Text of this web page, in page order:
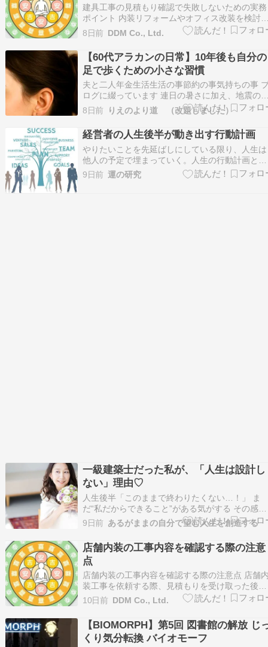
建具工事の見積もり確認で失敗しないための実務
ポイント 内装リフォームやオフィス改装を検討
る際、建具工事の見積もりを受け取ったものの、
「この金額は適正なのか」「何を確認すればいい
のか」と不安に感じていませんか。 建具工事は
建物の内外を仕切る部材に関わる工事です。 工
内容が多岐…
8日前 DDM Co., Ltd.
【60代アラカンの日常】10年後も自分の
足で歩くための小さな習慣
夫と二人年金生活生活の事節約の事気持ちの事
ログに綴っています 連日の暑さに加え、地震の
ュースを見ていると心が痛む日々ですね。 大変
思いをされている方々が、どうか熱中症になら
ず、安全に過ごせるよう祈るばかりです。 私自
も頭痛が続いていて、今日は何をやるにもゆっく
りペース…
8日前 りえのより道 （改題しました）
経営者の人生後半が動き出す行動計画
やりたいことを先延ばしにしている限り、人生は
他人の予定で埋まっていく。人生の行動計画と
は、「いつかやる」を今日の判断に変える設計図
である。仕事、お金、人間関係、時間の使い方を
9日前 運の研究
一級建築士だった私が、「人生は設計し
ない」理由♡
人生後半「このままで終わりたくない…！」 ま
だ“私だからできること”がある気がする その感覚
は魂からのサイン 足りない何かを埋めようとし
も答えを探しに行っても どこか満たされなかっ
のは “魂が望む生き方”をまだ生きれてないから
う無理に頑張らなくていい“あなただけの答え”…
9日前 あるがままの自分で望む人生を創造する
店舗内装の工事内容を確認する際の注意
点
店舗内装の工事内容を確認する際の注意点 店舗
装工事を依頼する際、見積もりを受け取った後の
「工事内容確認」は、後々のトラブルを防ぐため
の重要なステップです。 工事開始後に予期しな
追加費用や工期延長に直面することを避けるた
め、事前の確認が必要です。 本記事では、店舗
装工事の工事…
10日前 DDM Co., Ltd.
【BIOMORPH】第5回 図書館の解放 じ
くり気分転換 バイオモーフ